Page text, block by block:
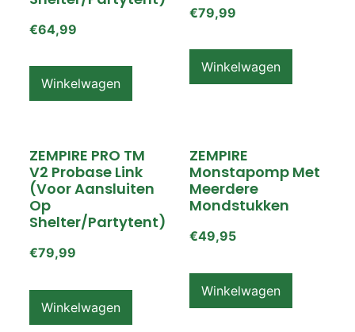
€64,99
Winkelwagen
€79,99
Winkelwagen
ZEMPIRE PRO TM
V2 Probase Link
(voor Aansluiten
Op
Shelter/partytent)
€79,99
Winkelwagen
ZEMPIRE
Monstapomp Met
Meerdere
Mondstukken
€49,95
Winkelwagen